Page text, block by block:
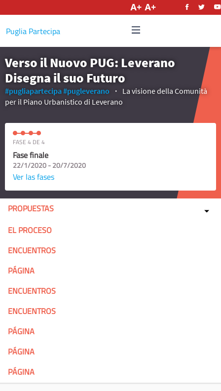
Puglia Partecipa
Verso il Nuovo PUG: Leverano
Disegna il suo Futuro
#pugliapartecipa#pugleverano
La visione della Comunità
per il Piano Urbanistico di Leverano
FASE 4 DE 4
Fase finale
22/1/2020 - 20/7/2020
Ver las fases
PROPUESTAS
EL PROCESO
ENCUENTROS
PÁGINA
ENCUENTROS
ENCUENTROS
PÁGINA
PÁGINA
PÁGINA